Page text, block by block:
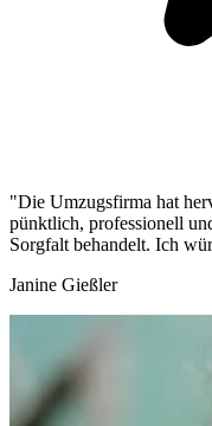
"Die Umzugsfirma hat
pünktlich, professionell
Sorgfalt behandelt. Ich
Janine Gießler